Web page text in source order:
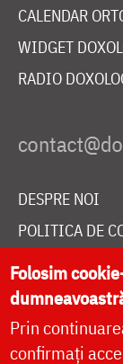
CALENDAR
WIDGET
RADIO
DESPRE NOI
POLITICA DE
DONEAZĂ
LIVE
Folosim
Prin
confirmați